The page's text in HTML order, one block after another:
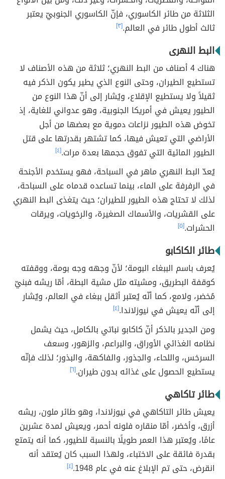
الثلاثة من طائر الكاسوري، فإنّ الكاسوري الجنوبيّ يعتبر
ثالث أطول طائر في العالم.[٣]
البط النهرى
هناك 4 أصناف من البط النهري؛ ثلاثة من هذه الأصناف لا
تستطيع الطيران، وحتى النوع الذي يطير يكون الذكر فيه
ثقيلاً ولا يستطيع الإقلاع، ويُشار إلى أنّ هذا النوع من
الطيور يعيش في أمريكا الجنوبية، وهو عدواني للغاية، إذ
تخوض هذه الطيور نزاعات دموية مع بعضها من أجل
الأراضي التي تعيش فيها، كما تشتهر بقدرتها على قتل
الطيور المائية التي تفوق حجمها بعدة مرات.[٤]
يُعدّ البط النهري ماهر في السباحة، فهو يستخدم الأجنحة
في الرفرفة على الماء، بينما تساعده قدماه على السباحة،
لذلك لا تحتاج هذه الطيور للطيران؛ حيث يتغذى البط النهري
على القشريات، والأسماك الصغيرة، والرخويات، ويرقات
الحشرات.[٥]
طائر الكاكابو
يُعرف باسم الببغاء البومة؛ لأنّ وجهه وجه بومة، ووقفته
كوقفة البطريق، ومشيته مثل مشية البطة، أمّا ريشه فبنيّ
مُخضر، ولامع، كما أنّه يُعتبر أثقل ببغاء في العالم، ويٌشار
إلى أنّه يعيش في نيوزلاندا.[٤]
ومن الجدير بالذكر أنّ كاكابو نباتي بالكامل، حيث يشمل
نظامه الغذائي الأوراق، والبراعم، والزهور، وسعف
السرخس، واللحاء، والجذور، والفاكهة، والبذور؛ لذلك فإنّه
يستطيع الحصول على غذائه بدون طيران.[٦]
طائر تاكاهي
يعيش طائر التاكاهي في نيوزلاندا، وهو طائر ملون، ريشه
أزرق، وأخضر، أمّا منقاره فلونه أحمر، ويعيش لمدة عشرين
عامًا، ويُعتبر هذا العمر طويلًا بالنسبة للطيور، كما أنه يتمتع
بقدرة فائقة على الاختباء، ولهذا السبب كان يُعتقد أنه
انقرض، حتى تم الإبلاغ عنه في عام 1948.
[٤]